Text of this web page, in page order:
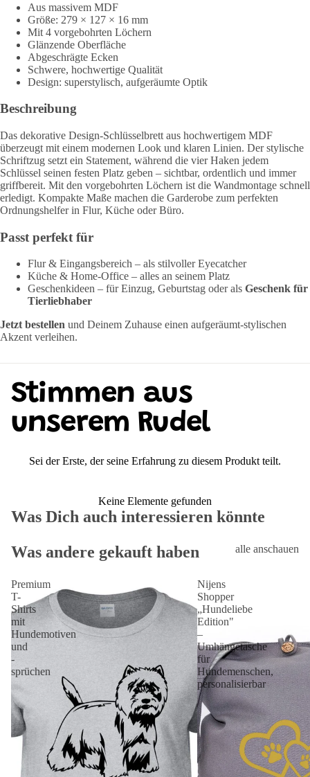
Aus massivem MDF
Größe: 279 × 127 × 16 mm
Mit 4 vorgebohrten Löchern
Glänzende Oberfläche
Abgeschrägte Ecken
Schwere, hochwertige Qualität
Design: superstylisch, aufgeräumte Optik
Beschreibung
Das dekorative Design-Schlüsselbrett aus hochwertigem MDF
überzeugt mit einem modernen Look und klaren Linien. Der stylische
Schriftzug setzt ein Statement, während die vier Haken jedem
Schlüssel seinen festen Platz geben – sichtbar, ordentlich und immer
griffbereit. Mit den vorgebohrten Löchern ist die Wandmontage schnell
erledigt. Kompakte Maße machen die Garderobe zum perfekten
Ordnungshelfer in Flur, Küche oder Büro.
Passt perfekt für
Flur & Eingangsbereich – als stilvoller Eyecatcher
Küche & Home-Office – alles an seinem Platz
Geschenkideen – für Einzug, Geburtstag oder als Geschenk für
Tierliebhaber
Jetzt bestellen und Deinem Zuhause einen aufgeräumt-stylischen
Akzent verleihen.
Stimmen aus
unserem Rudel
Sei der Erste, der seine Erfahrung zu diesem Produkt teilt.
Keine Elemente gefunden
Was Dich auch interessieren könnte
Was andere gekauft haben
alle anschauen
Premium
T-
Shirts
mit
Hundemotiven
und
-
sprüchen
Nijens
Shopper
„Hundeliebe
Edition"
–
Umhängetasche
für
Hundemenschen,
personalisierbar